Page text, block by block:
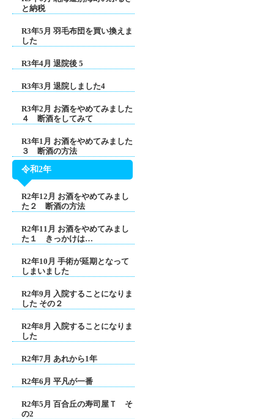
と納税
R3年5月 羽毛布団を買い換えま
した
R3年4月 退院後 5
R3年3月 退院しました4
R3年2月 お酒をやめてみました
４ 断酒をしてみて
R3年1月 お酒をやめてみました
３ 断酒の方法
令和2年
R2年12月 お酒をやめてみまし
た２ 断酒の方法
R2年11月 お酒をやめてみまし
た１ きっかけは…
R2年10月 手術が延期となって
しまいました
R2年9月 入院することになりま
した その２
R2年8月 入院することになりま
した
R2年7月 あれから1年
R2年6月 平凡が一番
R2年5月 百合丘の寿司屋Ｔ そ
の2